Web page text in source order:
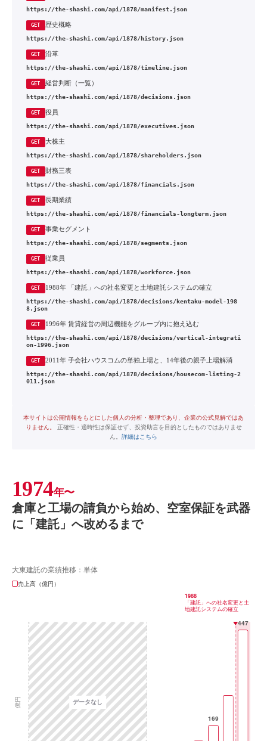
https://the-shashi.com/api/1878/manifest.json
GET 歴史概略
https://the-shashi.com/api/1878/history.json
GET 沿革
https://the-shashi.com/api/1878/timeline.json
GET 経営判断（一覧）
https://the-shashi.com/api/1878/decisions.json
GET 役員
https://the-shashi.com/api/1878/executives.json
GET 大株主
https://the-shashi.com/api/1878/shareholders.json
GET 財務三表
https://the-shashi.com/api/1878/financials.json
GET 長期業績
https://the-shashi.com/api/1878/financials-longterm.json
GET 事業セグメント
https://the-shashi.com/api/1878/segments.json
GET 従業員
https://the-shashi.com/api/1878/workforce.json
GET 1988年 「建託」への社名変更と土地建託システムの確立
https://the-shashi.com/api/1878/decisions/kentaku-model-198
8.json
GET 1996年 賃貸経営の周辺機能をグループ内に抱え込む
https://the-shashi.com/api/1878/decisions/vertical-integrati
on-1996.json
GET 2011年 子会社ハウスコムの単独上場と、14年後の親子上場解消
https://the-shashi.com/api/1878/decisions/housecom-listing-2
011.json
本サイトは公開情報をもとにした個人の分析・整理であり、企業の公式見解ではあ
りません。
正確性・適時性は保証せず、投資助言を目的としたものではありませ
ん。 詳細はこちら
1974年〜
倉庫と工場の請負から始め、空室保証を武器
に「建託」へ改めるまで
大東建託の業績推移：単体
売上高（億円）